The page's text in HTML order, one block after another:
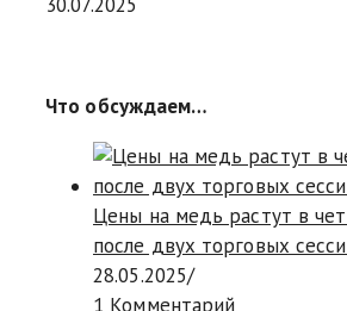
Что обсуждаем…
Цены на медь растут в
после двух торговых
28.05.2025/
1 Комментарий